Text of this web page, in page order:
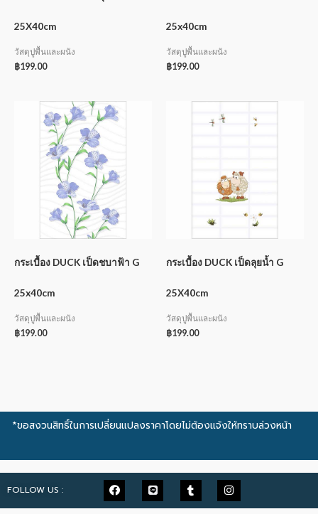
25X40cm
วัสดุปูพื้นและผนัง
฿199.00
25x40cm
วัสดุปูพื้นและผนัง
฿199.00
กระเบื้อง DUCK เป็ดชบาฟ้า G
25x40cm
วัสดุปูพื้นและผนัง
฿199.00
กระเบื้อง DUCK เป็ดลุยน้ำ G
25X40cm
วัสดุปูพื้นและผนัง
฿199.00
*ขอสงวนสิทธิ์ในการเปลี่ยนแปลงราคาโดยไม่ต้องแจ้งให้ทราบล่วงหน้า
FOLLOW US :